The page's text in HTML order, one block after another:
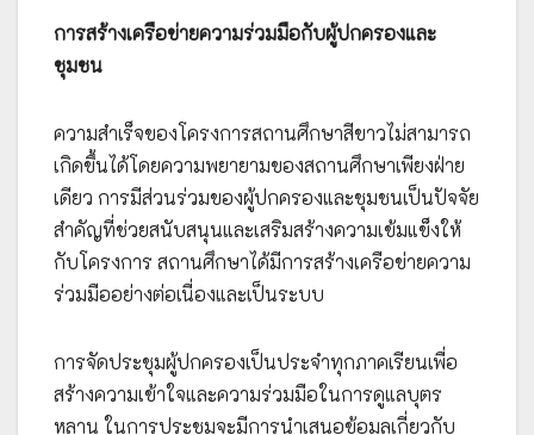
การสร้างเครือข่ายความร่วมมือกับผู้ปกครองและ
ชุมชน
ความสำเร็จของโครงการสถานศึกษาสีขาวไม่สามารถ
เกิดขึ้นได้โดยความพยายามของสถานศึกษาเพียงฝ่าย
เดียว การมีส่วนร่วมของผู้ปกครองและชุมชนเป็นปัจจัย
สำคัญที่ช่วยสนับสนุนและเสริมสร้างความเข้มแข็งให้
กับโครงการ สถานศึกษาได้มีการสร้างเครือข่ายความ
ร่วมมืออย่างต่อเนื่องและเป็นระบบ
การจัดประชุมผู้ปกครองเป็นประจำทุกภาคเรียนเพื่อ
สร้างความเข้าใจและความร่วมมือในการดูแลบุตร
หลาน ในการประชุมจะมีการนำเสนอข้อมูลเกี่ยวกับ